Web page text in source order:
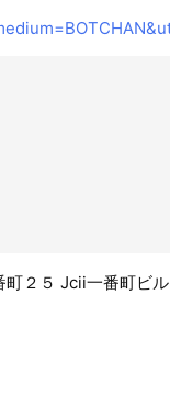
２５ Jcii一番町ビル